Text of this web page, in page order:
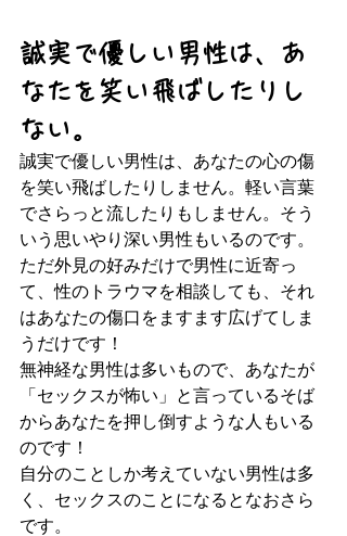
誠実で優しい男性は、あ
なたを笑い飛ばしたりし
ない。
誠実で優しい男性は、あなたの心の傷
を笑い飛ばしたりしません。軽い言葉
でさらっと流したりもしません。そう
いう思いやり深い男性もいるのです。
ただ外見の好みだけで男性に近寄っ
て、性のトラウマを相談しても、それ
はあなたの傷口をますます広げてしま
うだけです！
無神経な男性は多いもので、あなたが
「セックスが怖い」と言っているそば
からあなたを押し倒すような人もいる
のです！
自分のことしか考えていない男性は多
く、セックスのことになるとなおさら
です。